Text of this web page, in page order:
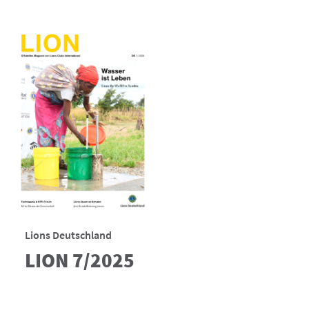
Lions Deutschland
LION 7/2025